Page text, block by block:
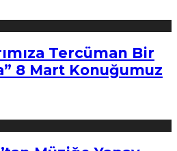
Tercüman Bir
8 Mart Konuğumuz